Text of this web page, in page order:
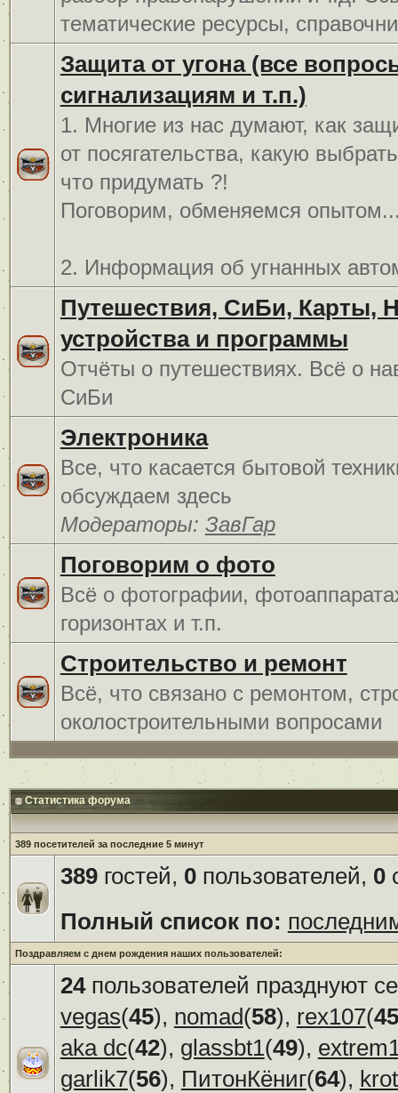
тематические ресурсы,
Защита от угона (все
сигнализациям и т.п.)
1. Многие из нас думают, как
от посягательства, какую
что придумать ?!
Поговорим, обменяемся
2. Информация об угнанных
Путешествия, СиБи, Карты,
устройства и программы
Отчёты о путешествиях. Всё о
СиБи
Электроника
Все, что касается бытовой
обсуждаем здесь
Модераторы: ЗавГар
Поговорим о фото
Всё о фотографии,
горизонтах и т.п.
Строительство и ремонт
Всё, что связано с ремонтом,
околостроительными вопросами
Статистика форума
389 посетителей за последние 5 минут
389гостей, 0пользователей, 0
Полный список по:
Поздравляем с днем рождения наших пользователей:
24пользователей празднуют
vegas(45), nomad(58), rex107(45
aka dc(42), glassbt1(49),
garlik7(56), ПитонКёниг(64),